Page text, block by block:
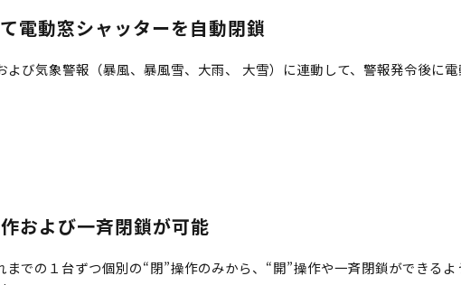
電動窓シャッターを自動閉鎖
び気象警報（暴風、暴風雪、大雨、 大雪）に連動して、警報発令後に
および一斉閉鎖が可能
での１台ずつ個別の“閉”操作のみから、“開”操作や一斉閉鎖ができる